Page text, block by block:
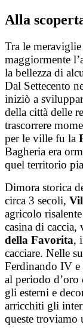
Salta
alAlla
Tra le
maggiormente
la bellezza di
Dal Settecento
iniziò a
della città delle
trascorrere
per le ville fu la
Bagheria era
quel territorio
Dimora storica
circa 3 secoli,
agricolo
casina di caccia,
della Favorita,
cacciare. Nelle
Ferdinando IV
al periodo
gli esterni e
arricchiti gli
queste troviamo